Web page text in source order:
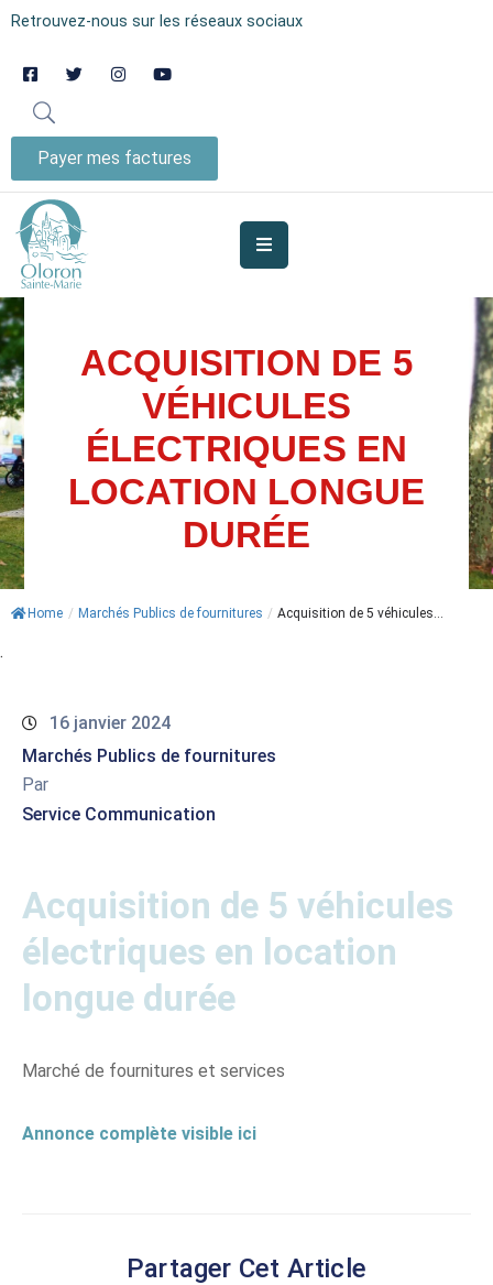
Retrouvez-nous sur les réseaux sociaux
Payer mes factures
AUJOURD’HUI
OLORON
JE
SUIS
MES
SERVICES
VIE
MUNICIPALE
JE
PARTICIPE
ACTUALITÉS
AGENDA
MES
ACQUISITION DE 5
VÉHICULES
ÉLECTRIQUES EN
LOCATION LONGUE
DURÉE
Home / Marchés Publics de fournitures / Acquisition de 5 véhicules...
.
16 janvier 2024
Marchés Publics de fournitures
Par
Service Communication
Acquisition de 5 véhicules
électriques en location
longue durée
Marché de fournitures et services
Annonce complète visible ici
Partager Cet Article